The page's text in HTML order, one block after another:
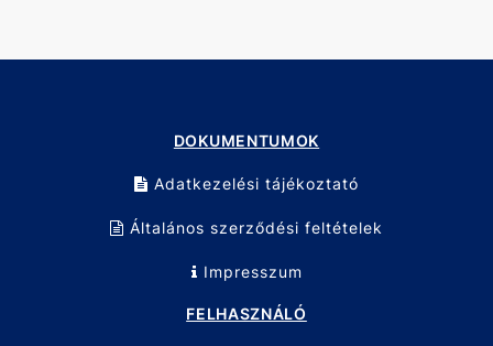
DOKUMENTUMOK
Adatkezelési tájékoztató
Általános szerződési feltételek
Impresszum
FELHASZNÁLÓ